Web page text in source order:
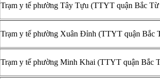
Trạm y tế phường Tây Tựu (TTYT quận Bắc
Trạm y tế phường Xuân Đỉnh (TTYT quận Bắc
Trạm y tế phường Minh Khai (TTYT quận Bắc